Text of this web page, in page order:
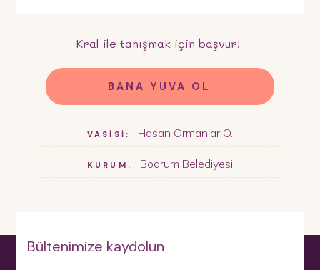
Kral ile tanışmak için başvur!
BANA YUVA OL
VASİSİ: Hasan Ormanlar O.
KURUM: Bodrum Belediyesi
Bültenimize kaydolun